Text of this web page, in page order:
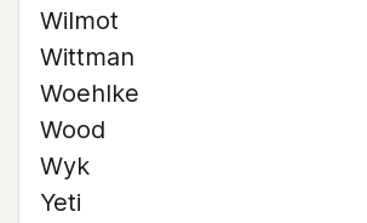
Wilmot
Wittman
Woehlke
Wood
Wyk
Yeti